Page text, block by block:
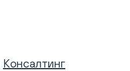
Консалтинг